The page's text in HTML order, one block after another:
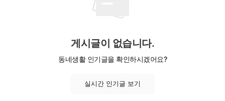
게시글이 없습니다.
동네생활 인기글을 확인하시겠어요?
실시간 인기글 보기